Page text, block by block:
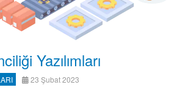
Yazılımları
23 Şubat 2023